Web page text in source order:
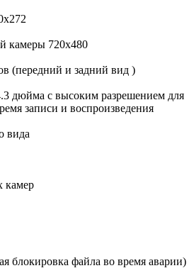
камеры 720х480
(передний и задний вид )
дюйма с высоким разрешением для
записи и воспроизведения
вида
камер
блокировка файла во время аварии)